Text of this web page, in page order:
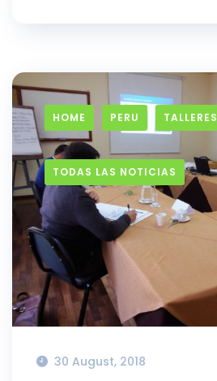
HOME PERU TALLERES
TODAS LAS NOTICIAS
30 August, 2018